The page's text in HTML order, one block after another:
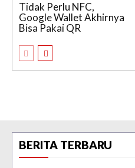
Tidak Perlu NFC,
Google Wallet Akhirnya
Bisa Pakai QR
BERITA TERBARU